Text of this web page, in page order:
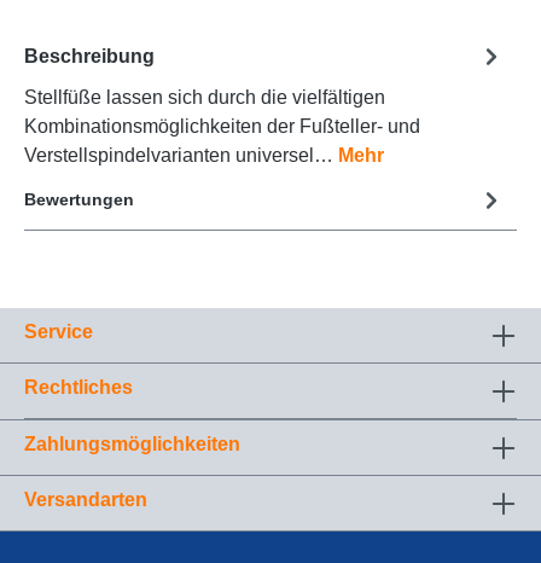
Beschreibung
Stellfüße lassen sich durch die vielfältigen
Kombinationsmöglichkeiten der Fußteller- und
Verstellspindelvarianten universel… Mehr
Bewertungen
Service
Rechtliches
Zahlungsmöglichkeiten
Versandarten